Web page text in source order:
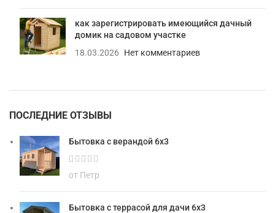
как зарегистрировать имеющийся дачный
домик на садовом участке
18.03.2026
Нет комментариев
ПОСЛЕДНИЕ ОТЗЫВЫ
Бытовка с верандой 6х3
от Петр
Бытовка с террасой для дачи 6х3